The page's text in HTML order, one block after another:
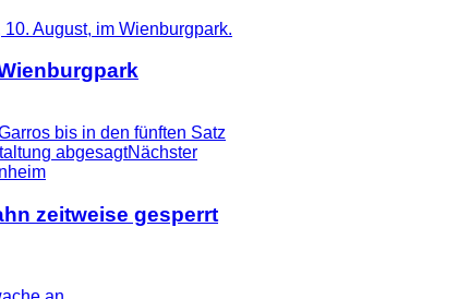
bis in den fünften Satz
abgesagtNächster
zeitweise gesperrt